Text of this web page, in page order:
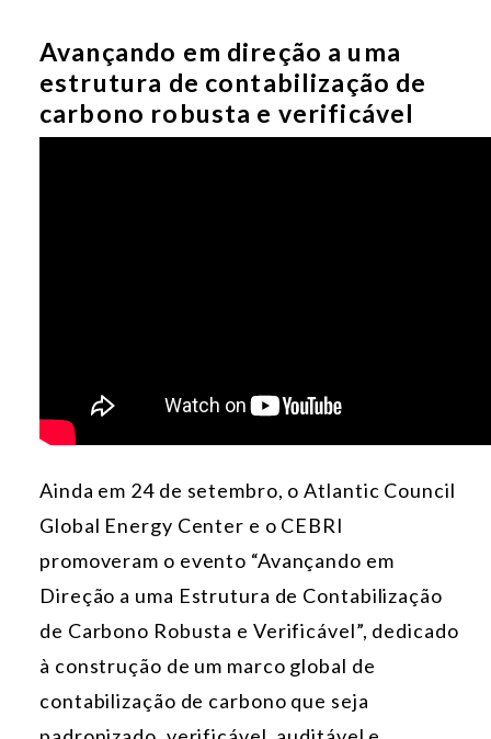
Avançando em direção a uma
estrutura de contabilização de
carbono robusta e verificável
Ainda em 24 de setembro, o Atlantic Council
Global Energy Center e o CEBRI
promoveram o evento “Avançando em
Direção a uma Estrutura de Contabilização
de Carbono Robusta e Verificável”, dedicado
à construção de um marco global de
contabilização de carbono que seja